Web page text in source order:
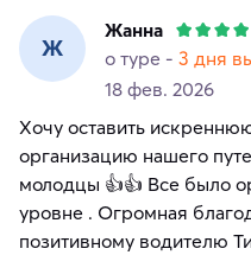
Ж
Жанна
о туре - 3 дня
18 фев. 2026
Хочу оставить
организацию нашего
молодцы 👍👍 Все было
уровне . Огромная
позитивному водителю